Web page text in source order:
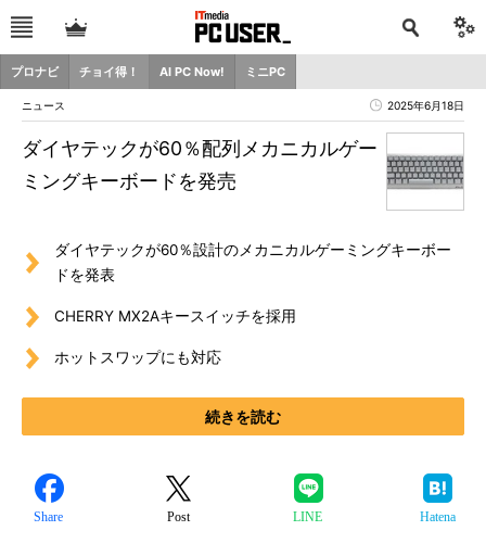
プロナビ チョイ得！ AI PC Now! ミニPC
ニュース 2025年6月18日
ダイヤテックが60％配列メカニカルゲー
ミングキーボードを発売
ダイヤテックが60％設計のメカニカルゲーミングキーボー
ドを発表
CHERRY MX2Aキースイッチを採用
ホットスワップにも対応
続きを読む
Share Post LINE Hatena